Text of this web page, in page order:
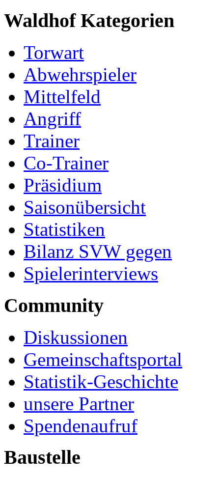
Waldhof Kategorien
Torwart
Abwehrspieler
Mittelfeld
Angriff
Trainer
Co-Trainer
Präsidium
Saisonübersicht
Statistiken
Bilanz SVW gegen
Spielerinterviews
Community
Diskussionen
Gemeinschaftsportal
Statistik-Geschichte
unsere Partner
Spendenaufruf
Baustelle